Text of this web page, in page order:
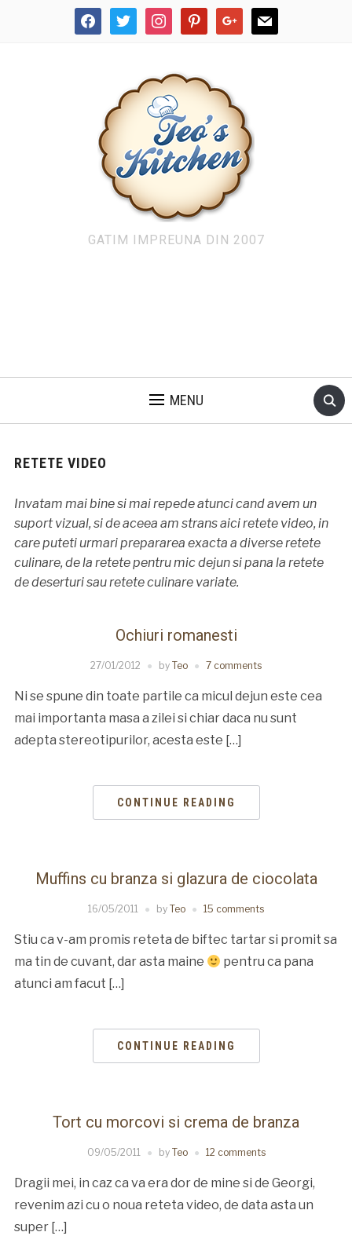
facebooktwitter instagrampinterestgoogle mail
GATIM IMPREUNA DIN 2007
MENU
RETETE VIDEO
Invatam mai bine si mai repede atunci cand avem un
suport vizual, si de aceea am strans aici retete video, in
care puteti urmari prepararea exacta a diverse retete
culinare, de la retete pentru mic dejun si pana la retete
de deserturi sau retete culinare variate.
Ochiuri romanesti
27/01/2012 by Teo 7 comments
Ni se spune din toate partile ca micul dejun este cea
mai importanta masa a zilei si chiar daca nu sunt
adepta stereotipurilor, acesta este […]
CONTINUE READING
Muffins cu branza si glazura de ciocolata
16/05/2011 by Teo 15 comments
Stiu ca v-am promis reteta de biftec tartar si promit sa
ma tin de cuvant, dar asta maine
pentru ca pana
atunci am facut […]
CONTINUE READING
Tort cu morcovi si crema de branza
09/05/2011 by Teo 12 comments
Dragii mei, in caz ca va era dor de mine si de Georgi,
revenim azi cu o noua reteta video, de data asta un
super […]